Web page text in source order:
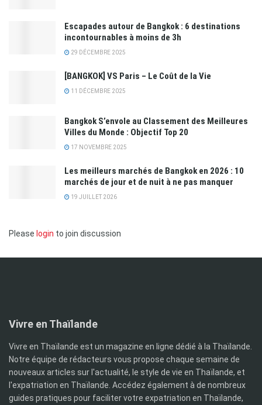
Escapades autour de Bangkok : 6 destinations
incontournables à moins de 3h
29 DÉCEMBRE 2025
[BANGKOK] VS Paris – Le Coût de la Vie
11 DÉCEMBRE 2025
​Bangkok S’envole au Classement des Meilleures
Villes du Monde : Objectif Top 20
17 NOVEMBRE 2025
Les meilleurs marchés de Bangkok en 2026 : 10
marchés de jour et de nuit à ne pas manquer
19 JUILLET 2026
Please login to join discussion
Vivre en Thaïlande
Vivre en Thaïlande est un magazine en ligne dédié à la Thaïlande.
Notre équipe de rédacteurs vous propose chaque semaine de
nouveaux articles sur l'actualité, le style de vie en Thaïlande, et
l'expatriation en Thaïlande. Accédez également à de nombreux
guides pratiques pour faciliter votre expatriation en Thaïlande,